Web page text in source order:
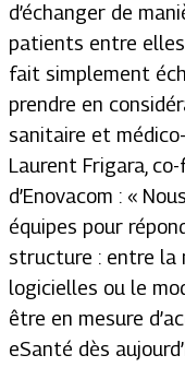
d’échanger de
patients entre
fait simplement
prendre en
sanitaire et
Laurent Frigara,
d’Enovacom : «
équipes pour
structure : entre la
logicielles ou le
être en mesure
eSanté dès